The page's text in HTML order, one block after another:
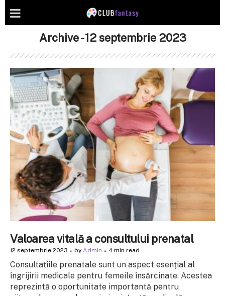
Archive - 12 septembrie 2023
Valoarea vitală a consultului prenatal
12 septembrie 2023 by Admin 4 min read
Consultațiile prenatale sunt un aspect esențial al
îngrijirii medicale pentru femeile însărcinate. Acestea
reprezintă o oportunitate importantă pentru